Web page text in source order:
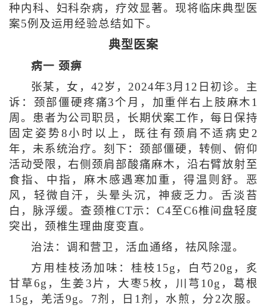
种内科、妇科杂病，疗效显著。现将临床典型医
案5例及运用经验总结如下。
典型医案
病一 颈痹
张某，女，42岁，2024年3月12日初诊。主
诉：颈部僵硬疼痛3个月，加重伴右上肢麻木1
周。患者为公司职员，长期伏案工作，每日保持
固定姿势8小时以上，既往有颈肩不适病史2
年，未系统治疗。刻下：颈部僵硬，转侧、俯仰
活动受限，右侧颈肩部酸痛麻木，沿右臂放射至
食指、中指，麻木感遇寒加重，得温则舒。恶
风，轻微自汗，头晕头沉，神疲乏力。舌淡苔
白，脉浮缓。查颈椎CT示：C4至C6椎间盘轻度
突出，颈椎生理曲度变直。
治法：调和营卫，活血通络，祛风除湿。
方用桂枝汤加味：桂枝15g，白芍20g，炙
甘草6g，生姜3片，大枣5枚，川芎10g，葛根
15g，羌活9g。7剂，日1剂，水煎，分2次服。